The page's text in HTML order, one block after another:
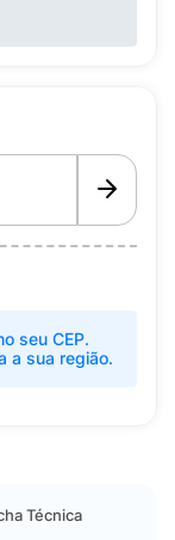
seu CEP.
a sua região.
Técnica